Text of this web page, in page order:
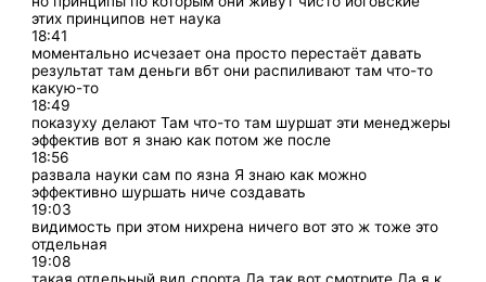
этих принципов нет наука
18:41
моментально исчезает она просто перестаёт давать
результат там деньги вбт они распиливают там что-то
какую-то
18:49
показуху делают Там что-то там шуршат эти менеджеры
эффектив вот я знаю как потом же после
18:56
развала науки сам по язна Я знаю как можно
эффективно шуршать ниче создавать
19:03
видимость при этом нихрена ничего вот это ж тоже это
отдельная
19:08